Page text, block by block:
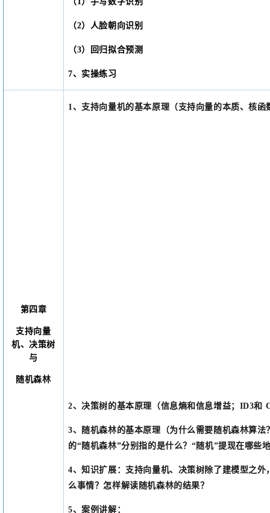
（2）人脸朝向识别
（3）回归拟合预测
7、实操练习
第四章
支持向量
机、决策树
与
随机森林
1 、 支持向量机的基本原理（支持向量的本质、核函
2、决策树的基本原理（信息熵和信息增益； ID3和
3、
随机森林的基本原理（为什么需要随机森林算法
的“随机森林”分别指的是什么？“随机”提现在哪些
4、知识扩展：支持向量机、决策树除了建模型之外
么事情？怎样解读随机森林的结果？
5、案例讲解：